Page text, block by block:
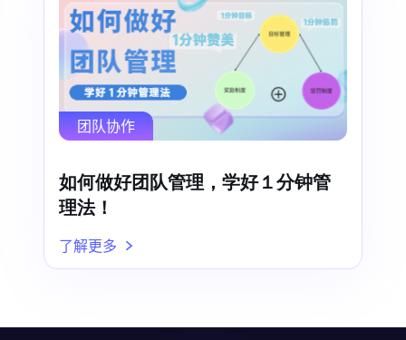
团队协作
如何做好团队管理，学好１分钟管
理法！
了解更多